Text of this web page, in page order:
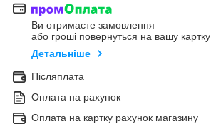
Ви отримаєте замовлення
або гроші повернуться на вашу картку
Детальніше
Післяплата
Оплата на рахунок
Оплата на картку рахунок магазину